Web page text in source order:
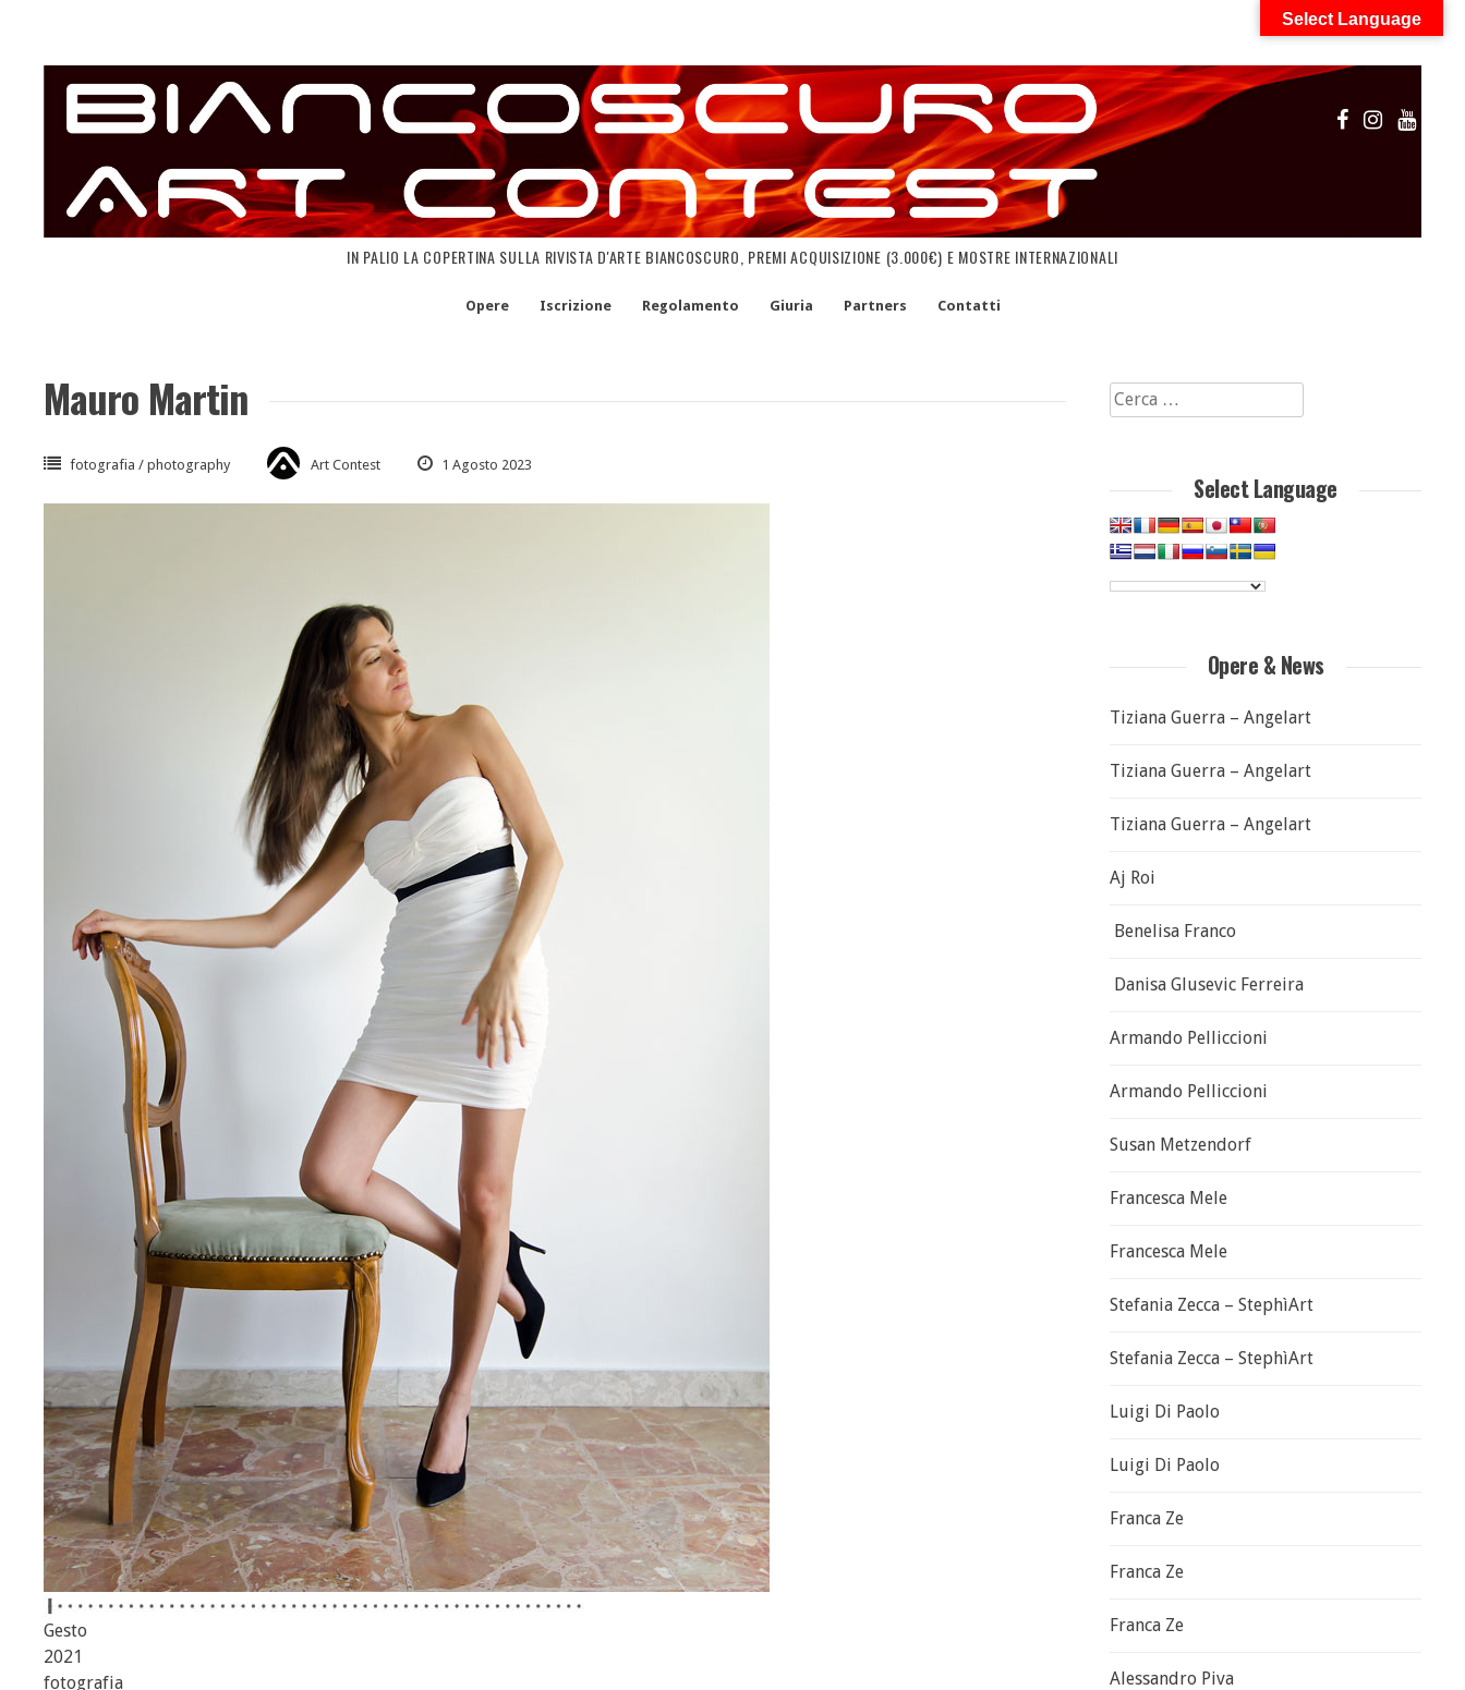
content
IN PALIO LA COPERTINA SULLA RIVISTA D'ARTE BIANCOSCURO, PREMI ACQUISIZIONE (3.000€) E MOSTRE INTERNAZIONALI
Opere Iscrizione Regolamento Giuria Partners Contatti
Mauro Martin
fotografia / photography Art Contest 1 Agosto 2023
Gesto
2021
fotografia
Ricerca
per:
Select Language
Opere & News
Tiziana Guerra – Angelart
Tiziana Guerra – Angelart
Tiziana Guerra – Angelart
Aj Roi
Benelisa Franco
Danisa Glusevic Ferreira
Armando Pelliccioni
Armando Pelliccioni
Susan Metzendorf
Francesca Mele
Francesca Mele
Stefania Zecca – StephìArt
Stefania Zecca – StephìArt
Luigi Di Paolo
Luigi Di Paolo
Franca Ze
Franca Ze
Franca Ze
Alessandro Piva
Select Language